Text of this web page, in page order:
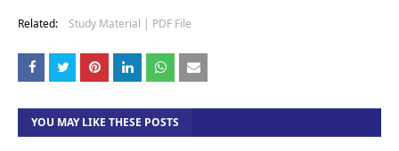
Related: Study Material | PDF File
YOU MAY LIKE THESE POSTS